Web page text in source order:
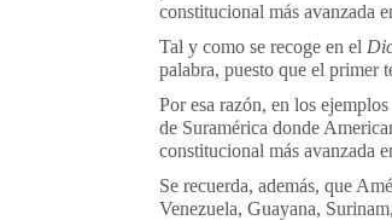
constitucional más avanzada
Tal y como se recoge en el
palabra, puesto que el primer
Por esa razón, en los
de Suramérica donde
constitucional más avanzada
Se recuerda, además, que
Venezuela, Guayana,